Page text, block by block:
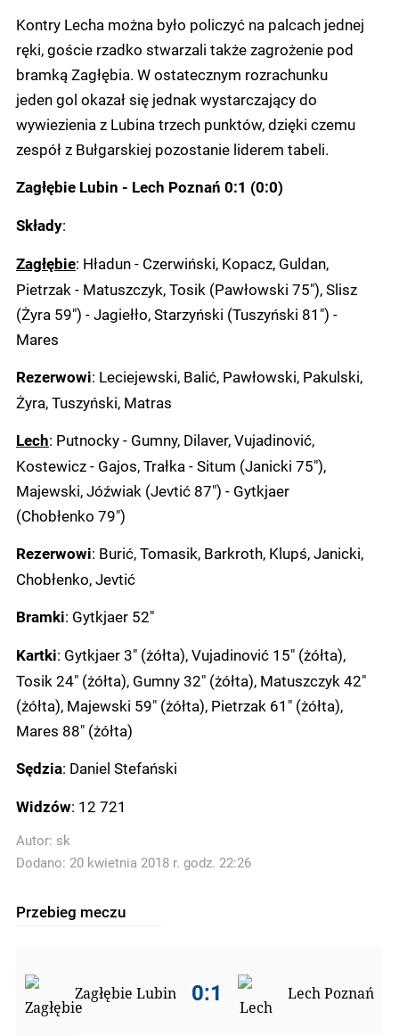
Kontry Lecha można było policzyć na palcach jednej
ręki, goście rzadko stwarzali także zagrożenie pod
bramką Zagłębia. W ostatecznym rozrachunku
jeden gol okazał się jednak wystarczający do
wywiezienia z Lubina trzech punktów, dzięki czemu
zespół z Bułgarskiej pozostanie liderem tabeli.
Zagłębie Lubin - Lech Poznań 0:1 (0:0)
Składy:
Zagłębie: Hładun - Czerwiński, Kopacz, Guldan,
Pietrzak - Matuszczyk, Tosik (Pawłowski 75"), Slisz
(Żyra 59") - Jagiełło, Starzyński (Tuszyński 81") -
Mares
Rezerwowi: Leciejewski, Balić, Pawłowski, Pakulski,
Żyra, Tuszyński, Matras
Lech: Putnocky - Gumny, Dilaver, Vujadinović,
Kostewicz - Gajos, Trałka - Situm (Janicki 75"),
Majewski, Jóźwiak (Jevtić 87") - Gytkjaer
(Chobłenko 79")
Rezerwowi: Burić, Tomasik, Barkroth, Klupś, Janicki,
Chobłenko, Jevtić
Bramki: Gytkjaer 52"
Kartki: Gytkjaer 3" (żółta), Vujadinović 15" (żółta),
Tosik 24" (żółta), Gumny 32" (żółta), Matuszczyk 42"
(żółta), Majewski 59" (żółta), Pietrzak 61" (żółta),
Mares 88" (żółta)
Sędzia: Daniel Stefański
Widzów: 12 721
Autor: sk
Dodano: 20 kwietnia 2018 r. godz. 22:26
Przebieg meczu
Zagłębie Lubin 0:1 Lech Poznań